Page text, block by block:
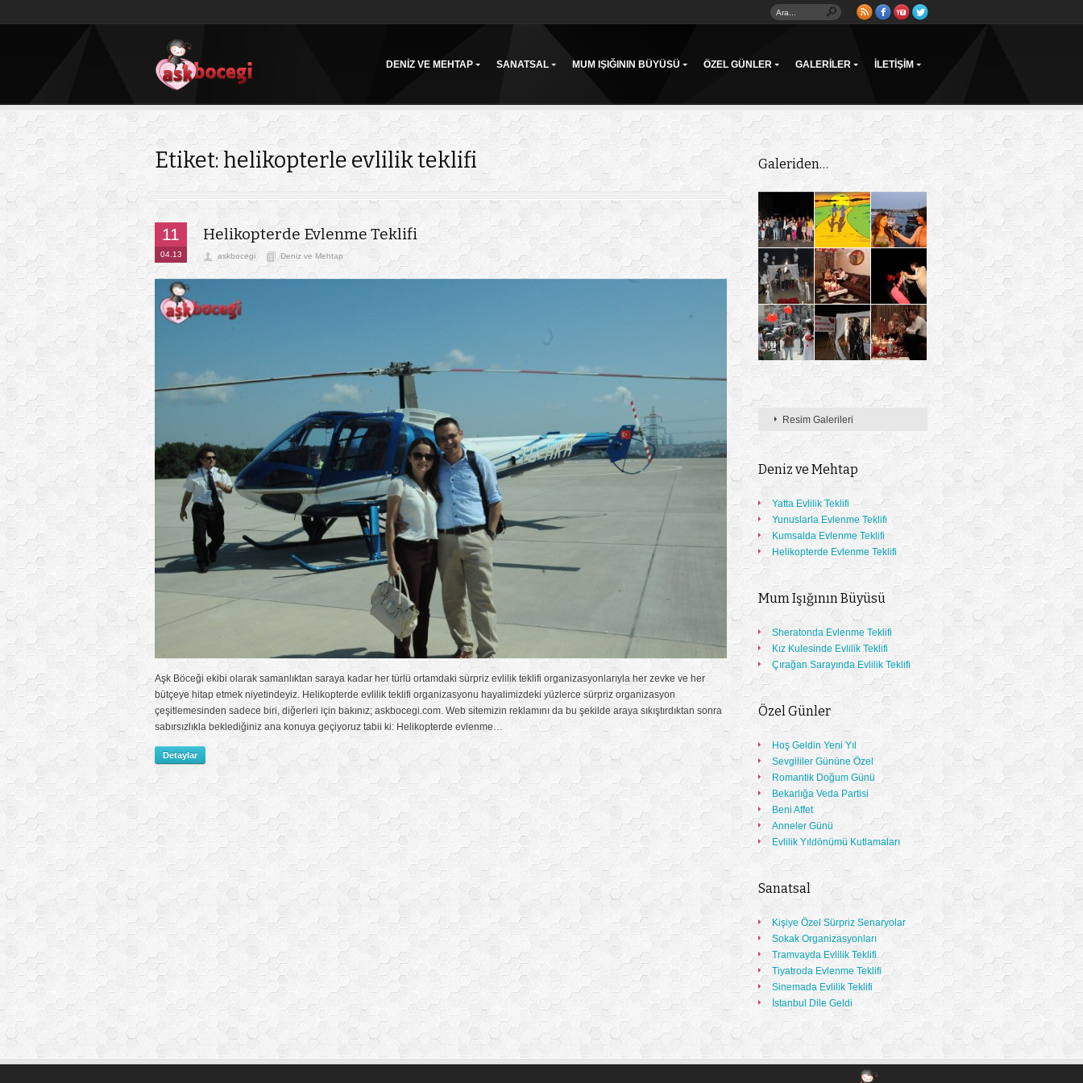
DENIZ VE MEHTAP SANATSAL MUM IŞIĞININ BÜYÜSÜ ÖZEL GÜNLER GALERILER İLETIŞIM
Etiket: helikopterle evlilik teklifi
11
04.13
Helikopterde Evlenme Teklifi
askbocegi Deniz ve Mehtap
Aşk Böceği ekibi olarak samanlıktan saraya kadar her türlü ortamdaki sürpriz evlilik teklifi organizasyonlarıyla her zevke ve her
bütçeye hitap etmek niyetindeyiz. Helikopterde evlilik teklifi organizasyonu hayalimizdeki yüzlerce sürpriz organizasyon
çeşitlemesinden sadece biri, diğerleri için bakınız; askbocegi.com. Web sitemizin reklamını da bu şekilde araya sıkıştırdıktan sonra
sabırsızlıkla beklediğiniz ana konuya geçiyoruz tabii ki: Helikopterde evlenme…
Detaylar
Galeriden…
Resim Galerileri
Deniz ve Mehtap
Yatta Evlilik Teklifi
Yunuslarla Evlenme Teklifi
Kumsalda Evlenme Teklifi
Helikopterde Evlenme Teklifi
Mum Işığının Büyüsü
Sheratonda Evlenme Teklifi
Kız Kulesinde Evlilik Teklifi
Çırağan Sarayında Evlilik Teklifi
Özel Günler
Hoş Geldin Yeni Yıl
Sevgililer Gününe Özel
Romantik Doğum Günü
Bekarlığa Veda Partisi
Beni Affet
Anneler Günü
Evlilik Yıldönümü Kutlamaları
Sanatsal
Kişiye Özel Sürpriz Senaryolar
Sokak Organizasyonları
Tramvayda Evlilik Teklifi
Tiyatroda Evlenme Teklifi
Sinemada Evlilik Teklifi
İstanbul Dile Geldi